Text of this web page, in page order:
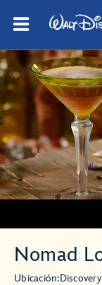
Nomad
Ubicación: